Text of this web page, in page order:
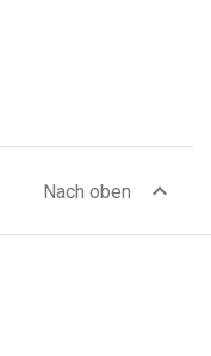
Nach oben expand_less